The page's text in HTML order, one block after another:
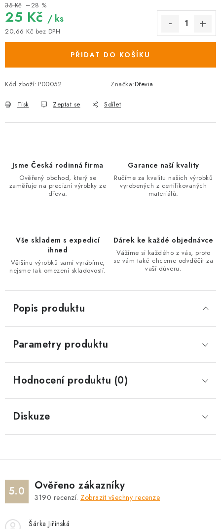
35 Kč –28 %
25 Kč / ks
20,66 Kč bez DPH
Měrná cena:
PŘIDAT DO KOŠÍKU
Kód zboží: P00052 Značka:Dřevia
Tisk Zeptat se Sdílet
Jsme Česká rodinná firma
Ověřený obchod, který se
zaměřuje na precizní výrobky ze
dřeva.
Garance naší kvality
Ručíme za kvalitu našich výrobků
vyrobených z certifikovaných
materiálů.
Vše skladem s expedicí
ihned
Většinu výrobků sami vyrábíme,
nejsme tak omezení skladovostí.
Dárek ke každé objednávce
Vážíme si každého z vás, proto
se vám také chceme odvděčit za
vaší důveru.
Popis produktu
Parametry produktu
Hodnocení produktu (0)
Diskuze
5.0 Ověřeno zákazníky
3190 recenzí. Zobrazit všechny recenze
Šárka Jiřinská